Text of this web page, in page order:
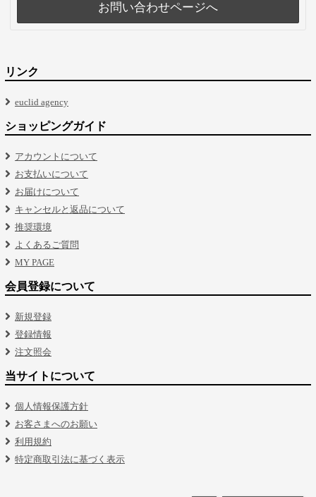
お問い合わせページへ
リンク
euclid agency
ショッピングガイド
アカウントについて
お支払いについて
お届けについて
キャンセルと返品について
推奨環境
よくあるご質問
MY PAGE
会員登録について
新規登録
登録情報
注文照会
当サイトについて
個人情報保護方針
お客さまへのお願い
利用規約
特定商取引法に基づく表示